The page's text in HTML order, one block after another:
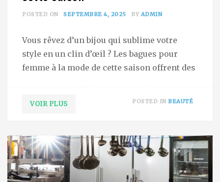
POSTED ON SEPTEMBRE 4, 2025 BY ADMIN
Vous rêvez d’un bijou qui sublime votre
style en un clin d’œil ? Les bagues pour
femme à la mode de cette saison offrent des
VOIR PLUS POSTED IN BEAUTÉ